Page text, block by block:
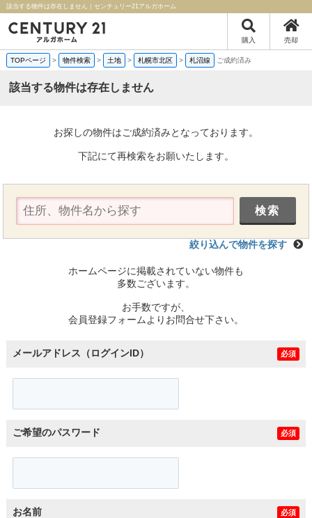
該当する物件は存在しません｜センチュリー21アルガホーム
購入 売却
TOPページ > 物件検索 > 土地 > 札幌市北区 > 札沼線 ご成約済み
該当する物件は存在しません
お探しの物件はご成約済みとなっております。
下記にて再検索をお願いたします。
絞り込んで物件を探す
ホームページに掲載されていない物件も
多数ございます。
お手数ですが、
会員登録フォームよりお問合せ下さい。
メールアドレス（ログインID） 必須
ご希望のパスワード 必須
お名前 必須